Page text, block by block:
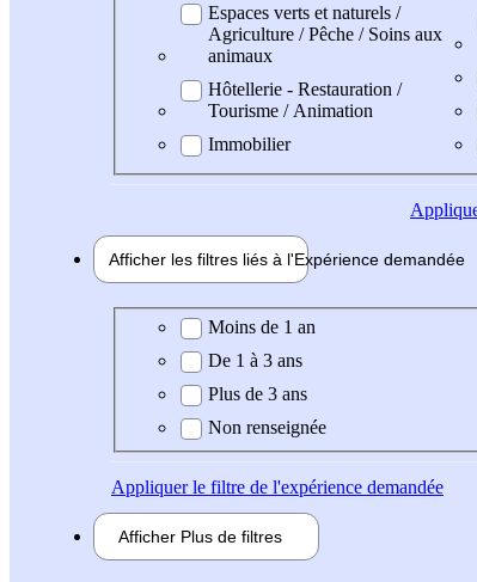
Espaces verts et naturels /
Agriculture / Pêche / Soins aux
animaux
Hôtellerie - Restauration /
Tourisme / Animation
Immobilier
Afficher les filtres liés à l'Expérience demandée
Expérience demandée
Moins de 1 an
De 1 à 3 ans
Plus de 3 ans
Non renseignée
Appliquerle filtre de l'expérience demandée
Afficher Plus de filtres